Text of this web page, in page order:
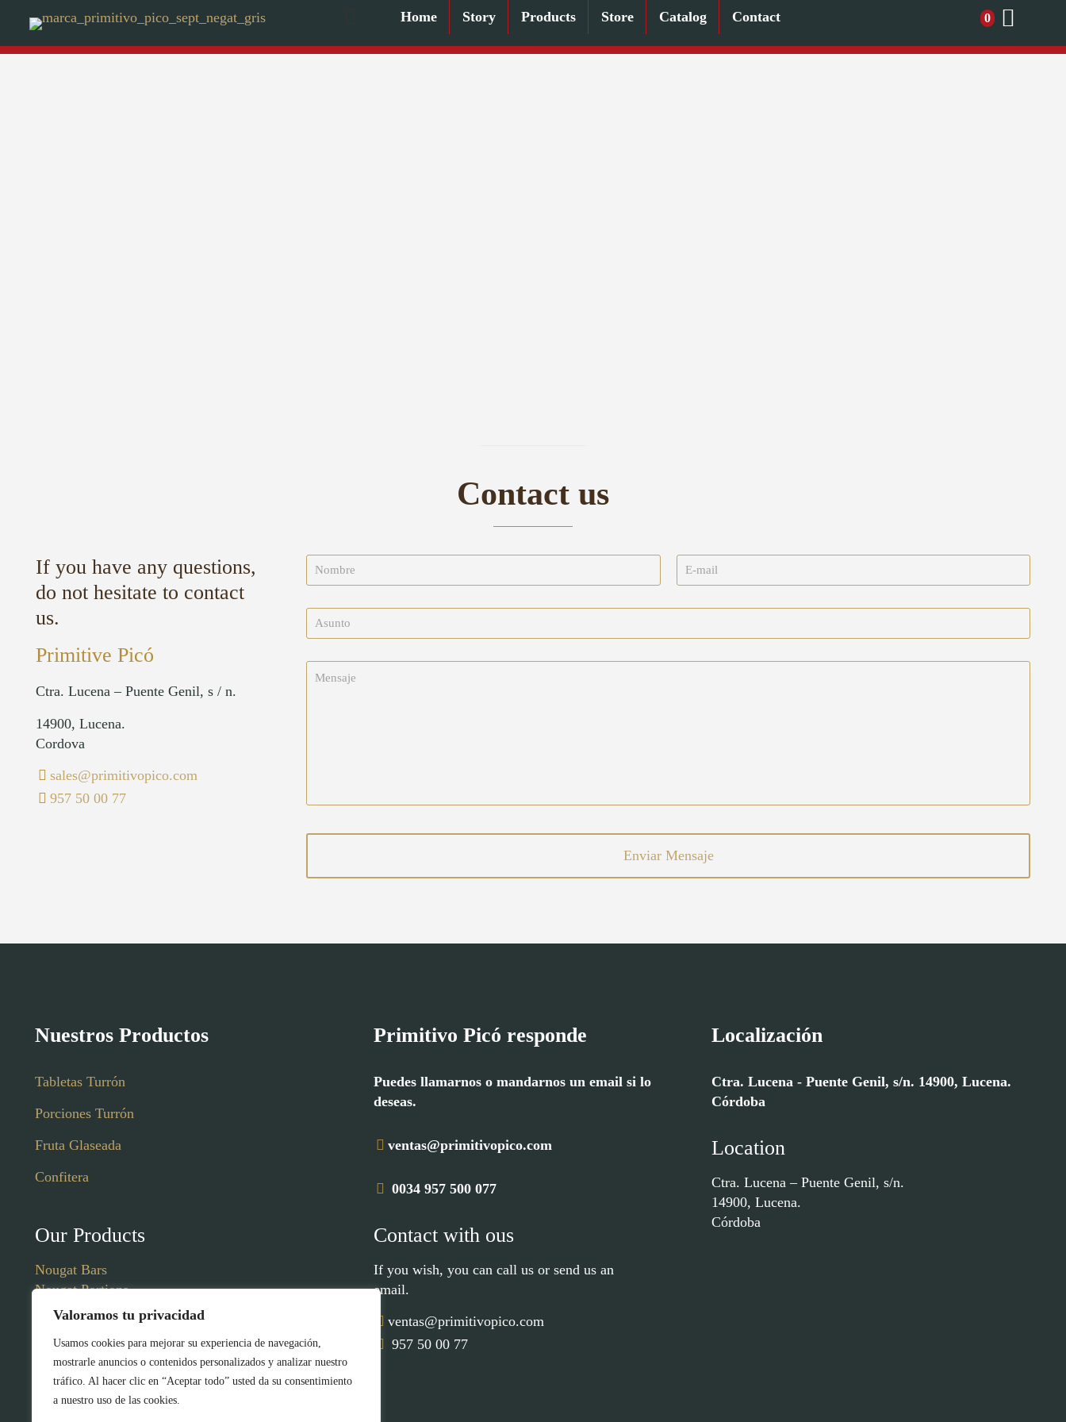
Valoramos tu privacidad
Usamos cookies para mejorar su experiencia de navegación,
mostrarle anuncios o contenidos personalizados y analizar nuestro
tráfico. Al hacer clic en “Aceptar todo” usted da su consentimiento
a nuestro uso de las cookies.
Home Story Products Store Catalog Contact 0
Contact us
If you have any questions,
do not hesitate to contact
us.
Primitive Picó
Ctra. Lucena – Puente Genil, s / n.
14900, Lucena.
Cordova
sales@primitivopico.com
957 50 00 77
Nuestros Productos
Tabletas Turrón
Porciones Turrón
Fruta Glaseada
Confitera
Our Products
Nougat Bars
Nougat Portions
Glazed Fruit
Primitivo Picó responde
Puedes llamarnos o mandarnos un email si lo
deseas.
ventas@primitivopico.com
0034 957 500 077
Contact with ous
If you wish, you can call us or send us an
email.
ventas@primitivopico.com
957 50 00 77
Localización
Ctra. Lucena - Puente Genil, s/n. 14900, Lucena.
Córdoba
Location
Ctra. Lucena – Puente Genil, s/n.
14900, Lucena.
Córdoba